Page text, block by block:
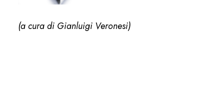
(a cura di Gianluigi Veronesi)